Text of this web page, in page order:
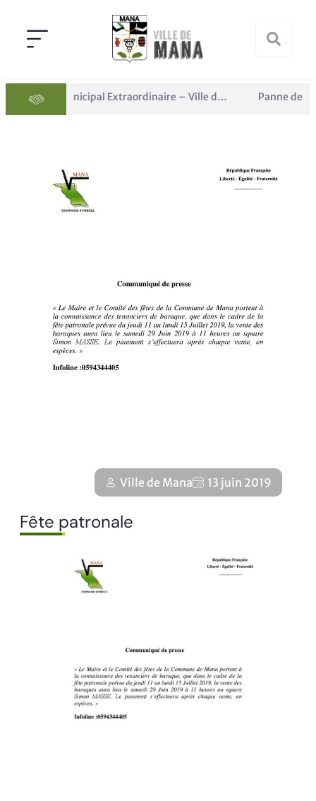
Conseil Municipal Extraordinaire – Ville de Mana du 05 juin 2026 Panne des réseaux Orange sur le territoire de Mana
Ville de Mana 13 juin 2019
Fête patronale